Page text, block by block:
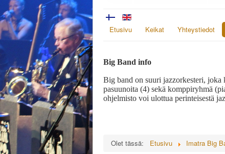
Etusivu Keikat Yhteystiedot
Big Band info
Big band on suuri jazzorkesteri,
pasuunoita (4) sekä komppiryhmä
ohjelmisto voi ulottua perinteisestä
Olet tässä: Etusivu Imatra Big